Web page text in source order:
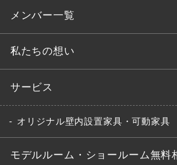
メンバー一覧
私たちの想い
サービス
オリジナル壁内設置家具・可動家具
モデルルーム・ショールーム無料